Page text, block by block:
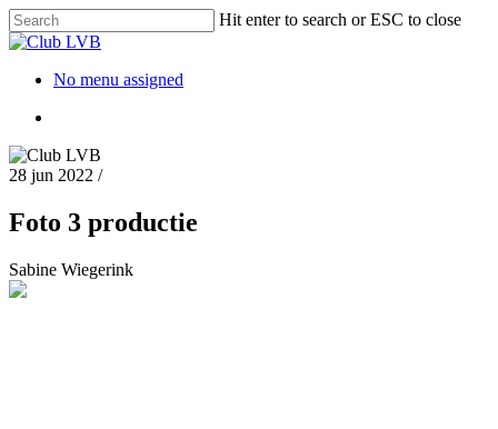
Hit enter to search or ESC to close
No menu assigned
28 jun 2022 /
Foto 3 productie
Sabine Wiegerink